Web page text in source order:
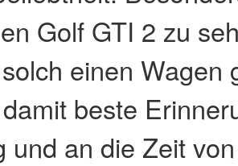
Golf GTI 2 zu
einen Wagen
beste
und an die Zeit